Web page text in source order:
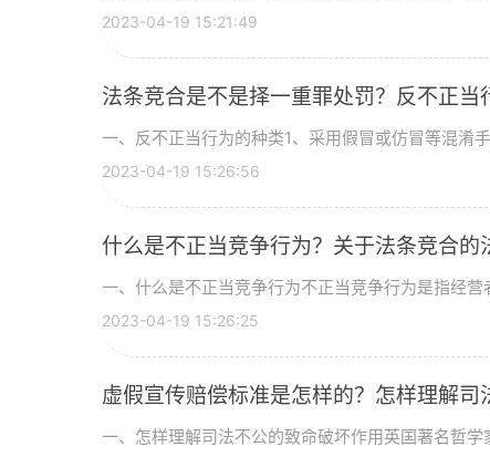
2023-04-19 15:21:49
法条竞合是不是择一重罪处罚？反不正当
一、反不正当行为的种类1、采用假冒或仿冒等混淆
2023-04-19 15:26:56
什么是不正当竞争行为？关于法条竞合的
一、什么是不正当竞争行为不正当竞争行为是指经营
2023-04-19 15:26:25
虚假宣传赔偿标准是怎样的？怎样理解司
一、怎样理解司法不公的致命破坏作用英国著名哲学